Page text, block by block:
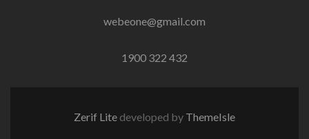
webeone@gmail.com
1900 322 432
Zerif Lite developed by ThemeIsle